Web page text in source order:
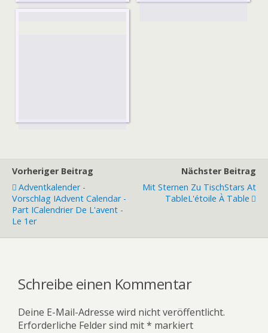
Vorheriger Beitrag
Adventkalender -
Vorschlag IAdvent Calendar -
Part ICalendrier De L'avent -
Le 1er
Nächster Beitrag
Mit Sternen Zu TischStars At
TableL'étoile À Table
Schreibe einen Kommentar
Deine E-Mail-Adresse wird nicht veröffentlicht.
Erforderliche Felder sind mit* markiert